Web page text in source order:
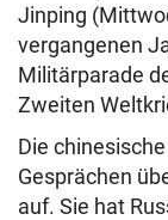
Jinping
vergangenen
Militärparade
Zweiten
Die
Gesprächen
auf. Sie hat